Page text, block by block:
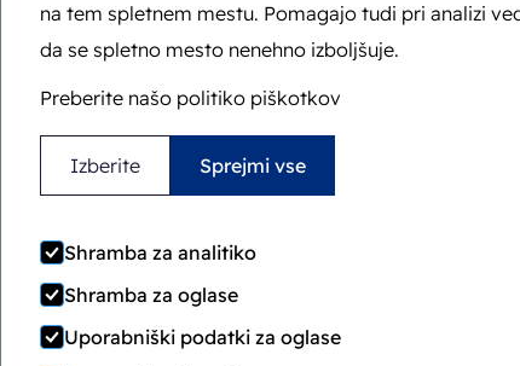
na tem spletnem mestu. Pomagajo tudi pri analizi
da se spletno mesto nenehno izboljšuje.
Preberite našo politiko piškotkov
Izberite Sprejmi vse
Shramba za analitiko
Shramba za oglase
Uporabniški podatki za oglase
Ste tukaj: Domov > Blog > 10 nasvetov za